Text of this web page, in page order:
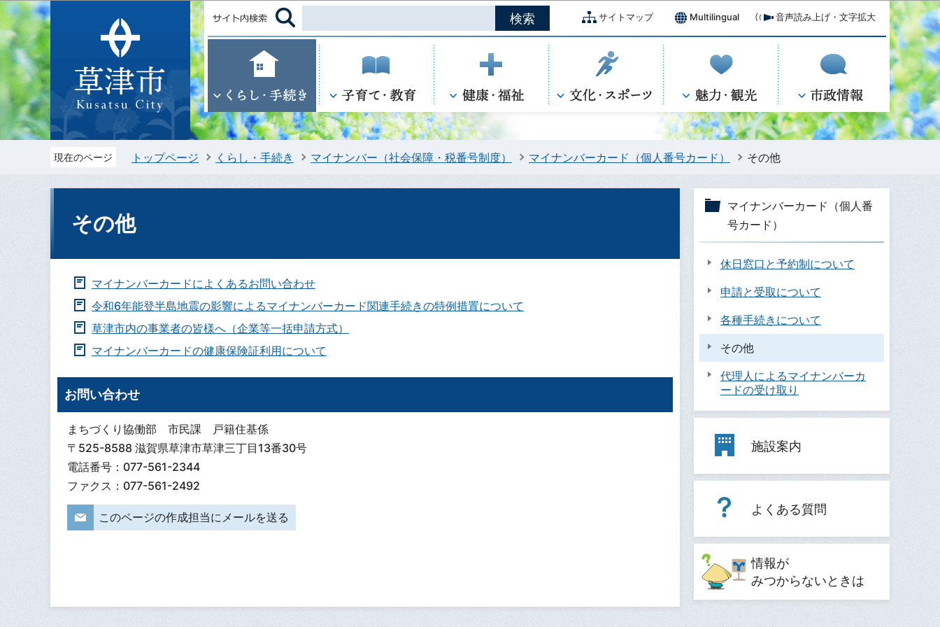
このページの本文へ移動
サイトマップ Multilingual 音声読み上げ・文字拡大
現在のページ トップページ くらし・手続き マイナンバー（社会保障・税番号制度） マイナンバーカード（個人番号カード） その他
その他
マイナンバーカードによくあるお問い合わせ
令和6年能登半島地震の影響によるマイナンバーカード関連手続きの特例措置について
草津市内の事業者の皆様へ（企業等一括申請方式）
マイナンバーカードの健康保険証利用について
お問い合わせ
まちづくり協働部 市民課 戸籍住基係
〒525-8588 滋賀県草津市草津三丁目13番30号
電話番号：077-561-2344
ファクス：077-561-2492
このページの作成担当にメールを送る
マイナンバーカード（個人番
号カード）
休日窓口と予約制について
申請と受取について
各種手続きについて
その他
代理人によるマイナンバーカ
ードの受け取り
施設案内
よくある質問
情報が
みつからないときは